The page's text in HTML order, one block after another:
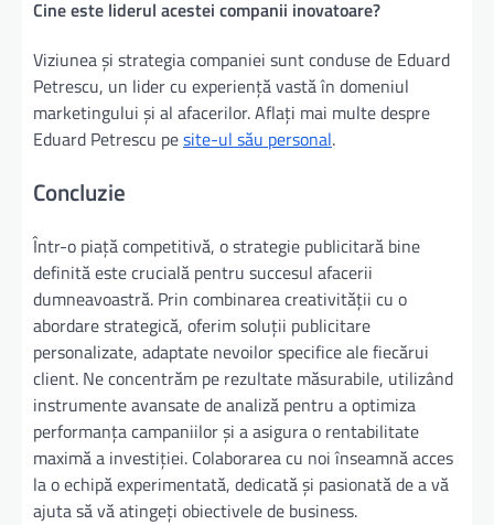
Cine este liderul acestei companii inovatoare?
Viziunea și strategia companiei sunt conduse de Eduard
Petrescu, un lider cu experiență vastă în domeniul
marketingului și al afacerilor. Aflați mai multe despre
Eduard Petrescu pesite-ul său personal.
Concluzie
Într-o piață competitivă, o strategie publicitară bine
definită este crucială pentru succesul afacerii
dumneavoastră. Prin combinarea creativității cu o
abordare strategică, oferim soluții publicitare
personalizate, adaptate nevoilor specifice ale fiecărui
client. Ne concentrăm pe rezultate măsurabile, utilizând
instrumente avansate de analiză pentru a optimiza
performanța campaniilor și a asigura o rentabilitate
maximă a investiției. Colaborarea cu noi înseamnă acces
la o echipă experimentată, dedicată și pasionată de a vă
ajuta să vă atingeți obiectivele de business.